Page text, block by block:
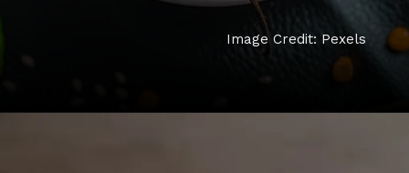
Image Credit: Pexels